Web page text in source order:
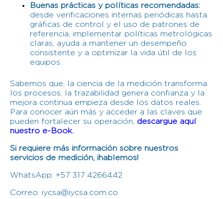
Buenas prácticas y políticas recomendadas:
desde verificaciones internas periódicas hasta
gráficas de control y el uso de patrones de
referencia, implementar políticas metrológicas
claras, ayuda a mantener un desempeño
consistente y a optimizar la vida útil de los
equipos.
Sabemos que, la ciencia de la medición transforma
los procesos, la trazabilidad genera confianza y la
mejora continua empieza desde los datos reales.
Para conocer aún más y acceder a las claves que
pueden fortalecer su operación, descargue aquí
nuestro e-Book.
Si requiere más información sobre nuestros
servicios de medición, ¡hablemos!
WhatsApp: +57 317 4266442
Correo: iycsa@iycsa.com.co